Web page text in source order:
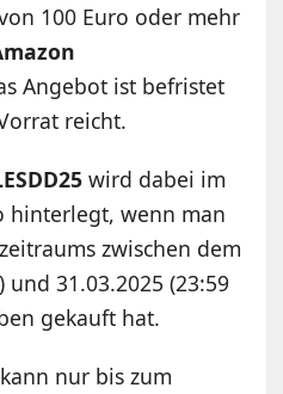
100 Euro oder mehr
Angebot ist befristet
reicht.
wird dabei im
hinterlegt, wenn man
zwischen dem
und 31.03.2025 (23:59
gekauft hat.
nur bis zum